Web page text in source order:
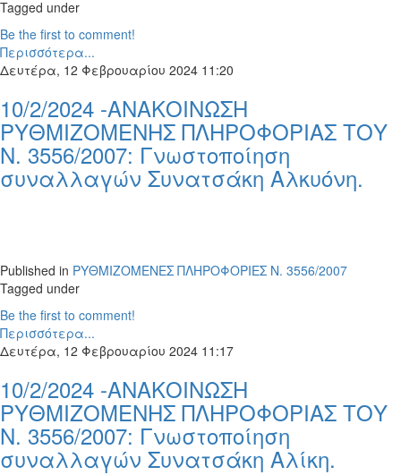
Tagged under
Be the first to comment!
Περισσότερα...
Δευτέρα, 12 Φεβρουαρίου 2024 11:20
10/2/2024 -ΑΝΑΚΟΙΝΩΣΗ
ΡΥΘΜΙΖΟΜΕΝΗΣ ΠΛΗΡΟΦΟΡΙΑΣ ΤΟΥ
Ν. 3556/2007: Γνωστοποίηση
συναλλαγών Συνατσάκη Αλκυόνη.
Published in ΡΥΘΜΙΖΟΜΕΝΕΣ ΠΛΗΡΟΦΟΡΙΕΣ Ν. 3556/2007
Tagged under
Be the first to comment!
Περισσότερα...
Δευτέρα, 12 Φεβρουαρίου 2024 11:17
10/2/2024 -ΑΝΑΚΟΙΝΩΣΗ
ΡΥΘΜΙΖΟΜΕΝΗΣ ΠΛΗΡΟΦΟΡΙΑΣ ΤΟΥ
Ν. 3556/2007: Γνωστοποίηση
συναλλαγών Συνατσάκη Αλίκη.